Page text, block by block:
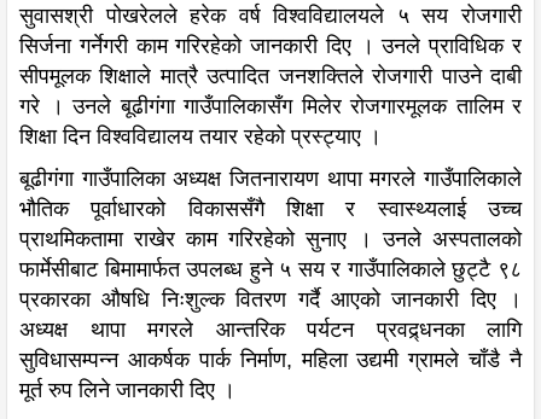
सुवासश्री पोखरेलले हरेक वर्ष विश्वविद्यालयले ५ सय रोजगारी
सिर्जना गर्नेगरी काम गरिरहेको जानकारी दिए । उनले प्राविधिक र
सीपमूलक शिक्षाले मात्रै उत्पादित जनशक्तिले रोजगारी पाउने दाबी
गरे । उनले बूढीगंगा गाउँपालिकासँग मिलेर रोजगारमूलक तालिम र
शिक्षा दिन विश्वविद्यालय तयार रहेको प्रस्ट्याए ।
बूढीगंगा गाउँपालिका अध्यक्ष जितनारायण थापा मगरले गाउँपालिकाले
भौतिक पूर्वाधारको विकाससँगै शिक्षा र स्वास्थ्यलाई उच्च
प्राथमिकतामा राखेर काम गरिरहेको सुनाए । उनले अस्पतालको
फार्मेसीबाट बिमामार्फत उपलब्ध हुने ५ सय र गाउँपालिकाले छुट्टै ९८
प्रकारका औषधि निःशुल्क वितरण गर्दै आएको जानकारी दिए ।
अध्यक्ष थापा मगरले आन्तरिक पर्यटन प्रवद्र्धनका लागि
सुविधासम्पन्न आकर्षक पार्क निर्माण, महिला उद्यमी ग्रामले चाँडै नै
मूर्त रुप लिने जानकारी दिए ।